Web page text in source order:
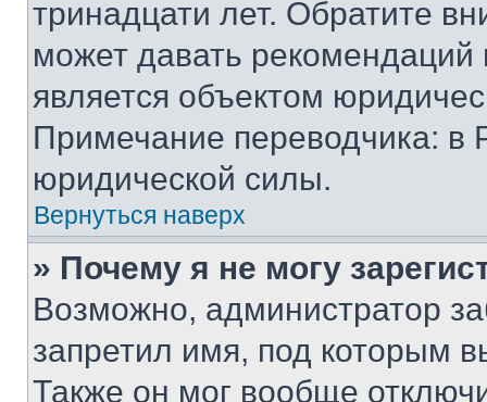
тринадцати лет. Обратите
может давать
является объектом
Примечание переводчика: в
юридической силы.
Вернуться наверх
» Почему я не могу
Возможно, администратор
запретил имя, под которым
Также он мог вообще